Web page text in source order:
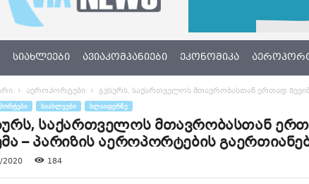
ᲡᲘᲐᲮᲚᲔᲔᲑᲘ ᲐᲕᲘᲐᲙᲝᲛᲞᲐᲜᲘᲔᲑᲘ ᲔᲙᲝᲜᲝᲛᲘᲙᲐ
აეროპორტები გვსურს, საქართველოს მთავრობასთან ერთად
ᲡᲘᲐᲮᲚᲔᲔᲑᲘ ᲡᲚᲐᲘᲓᲔᲠᲖᲔ
საქართველოს მთავრობასთან
– პარიზის აეროპორტების
2020 184